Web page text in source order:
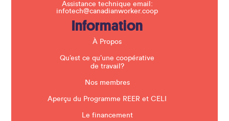
Assistance technique email:
infotech@canadianworker.coop
Information
À Propos
Qu’est ce qu’une coopérative
de travail?
Nos membres
Aperçu du Programme REER et CELI
Le financement